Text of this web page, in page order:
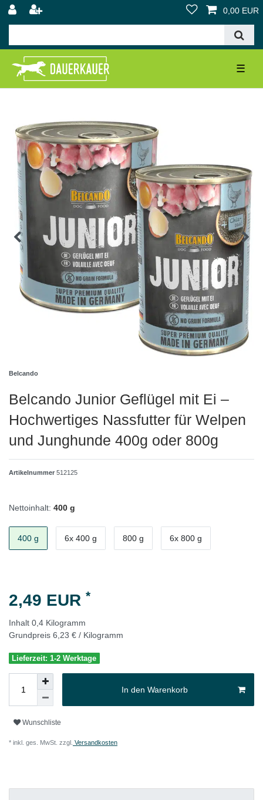
0,00 EUR
☰
Belcando
Belcando Junior Geflügel mit Ei –
Hochwertiges Nassfutter für Welpen
und Junghunde 400g oder 800g
Artikelnummer 512125
Nettoinhalt: 400 g
400 g 6x 400 g 800 g 6x 800 g
2,49 EUR *
Inhalt 0,4 Kilogramm
Grundpreis 6,23 € / Kilogramm
Lieferzeit: 1-2 Werktage
In den Warenkorb
Wunschliste
* inkl. ges. MwSt. zzgl. Versandkosten